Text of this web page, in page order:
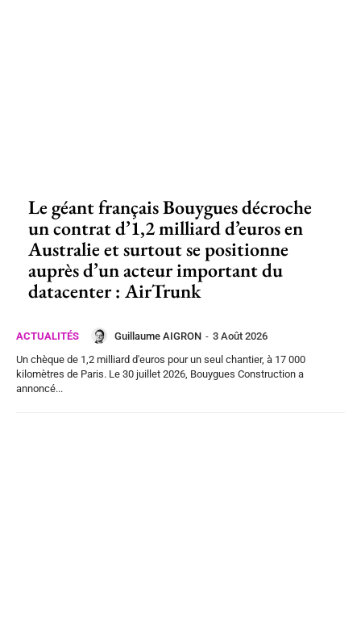
Le géant français Bouygues décroche
un contrat d’1,2 milliard d’euros en
Australie et surtout se positionne
auprès d’un acteur important du
datacenter : AirTrunk
ACTUALITÉS Guillaume AIGRON - 3 Août 2026
Un chèque de 1,2 milliard d'euros pour un seul chantier, à 17 000
kilomètres de Paris. Le 30 juillet 2026, Bouygues Construction a
annoncé...